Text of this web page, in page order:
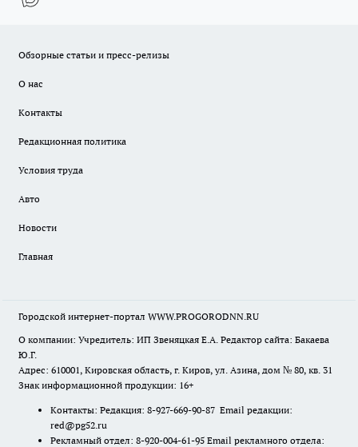
Обзорные статьи и пресс-релизы
О нас
Контакты
Редакционная политика
Условия труда
Авто
Новости
Главная
Городской интернет-портал WWW.PROGORODNN.RU
О компании: Учредитель: ИП Звеняцкая Е.А. Редактор сайта: Бакаева
Ю.Г.
Адрес: 610001, Кировская область, г. Киров, ул. Азина, дом № 80, кв. 31
Знак информационной продукции: 16+
Контакты: Редакция: 8-927-669-90-87 Email редакции:
red@pg52.ru
Рекламный отдел: 8-920-004-61-95 Email рекламного отдела: